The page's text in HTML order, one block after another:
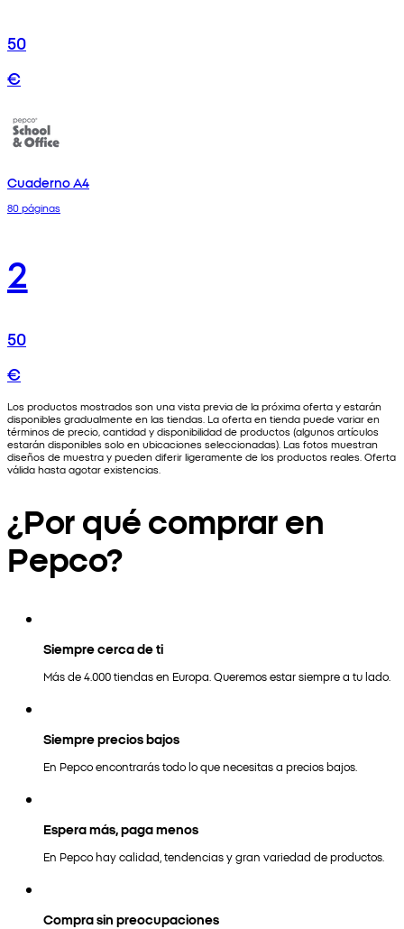
50
€
Cuaderno A4
80 páginas
2
50
€
Los productos mostrados son una vista previa de la próxima oferta y estarán
disponibles gradualmente en las tiendas. La oferta en tienda puede variar en
términos de precio, cantidad y disponibilidad de productos (algunos artículos
estarán disponibles solo en ubicaciones seleccionadas). Las fotos muestran
diseños de muestra y pueden diferir ligeramente de los productos reales. Oferta
válida hasta agotar existencias.
¿Por qué comprar en
Pepco?
Siempre cerca de ti
Más de 4.000 tiendas en Europa. Queremos estar siempre a tu lado.
Siempre precios bajos
En Pepco encontrarás todo lo que necesitas a precios bajos.
Espera más, paga menos
En Pepco hay calidad, tendencias y gran variedad de productos.
Compra sin preocupaciones